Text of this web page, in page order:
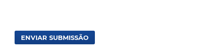
ENVIAR SUBMISSÃO